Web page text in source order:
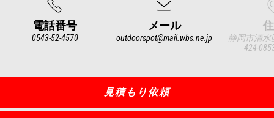
電話番号
0543-52-4570
メール
outdoorspot@mail.wbs.ne.jp
静岡市清水
424-
見積もり依頼